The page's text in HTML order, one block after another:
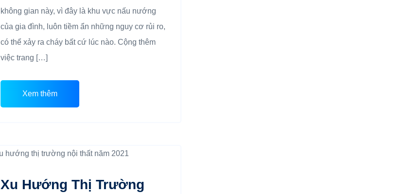
không gian này, vì đây là khu vực nấu nướng
của gia đình, luôn tiềm ẩn những nguy cơ rủi ro,
có thể xảy ra cháy bất cứ lúc nào. Cộng thêm
việc trang […]
Xem thêm
Xu Hướng Thị Trường